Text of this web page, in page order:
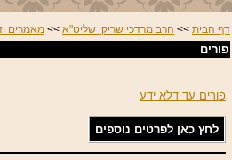
דף הבית >> הרב מרדכי שריקי שליט"א >> מאמרים
פורים
פורים עד דלא ידע
לחץ כאן לפרטים נוספים